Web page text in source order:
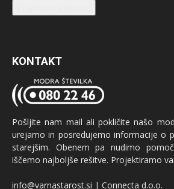
KONTAKT
Pošljite nam mail ali pokličite našo
urejamo in posredujemo informacije o
starejšim. Obenem pa nudimo
iščemo najboljše rešitve. Projektiramo
info@varnastarost.si | Connecta d.o.o.